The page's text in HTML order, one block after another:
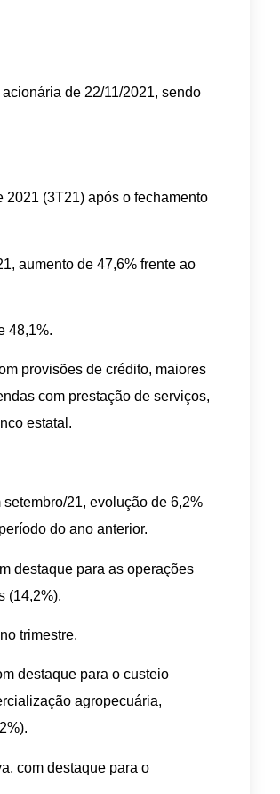
de 22/11/2021, sendo
(3T21) após o fechamento
aumento de 47,6% frente ao
48,1%.
provisões de crédito, maiores
com prestação de serviços,
estatal.
21, evolução de 6,2%
do ano anterior.
destaque para as operações
(14,2%).
trimestre.
destaque para o custeio
agropecuária,
com destaque para o